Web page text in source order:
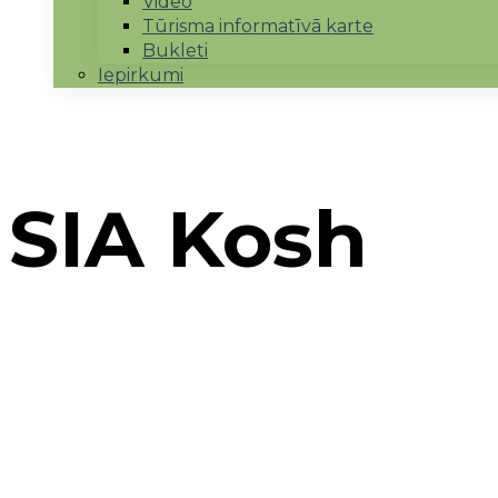
Tūrisma informatīvā karte
Bukleti
Iepirkumi
SIA Kosh